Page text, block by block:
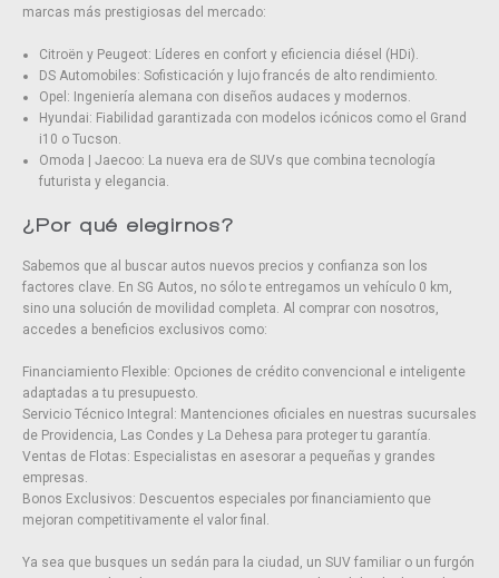
marcas más prestigiosas del mercado:
Citroën y Peugeot: Líderes en confort y eficiencia diésel (HDi).
DS Automobiles: Sofisticación y lujo francés de alto rendimiento.
Opel: Ingeniería alemana con diseños audaces y modernos.
Hyundai: Fiabilidad garantizada con modelos icónicos como el Grand
i10 o Tucson.
Omoda | Jaecoo: La nueva era de SUVs que combina tecnología
futurista y elegancia.
¿Por qué elegirnos?
Sabemos que al buscar autos nuevos precios y confianza son los
factores clave. En SG Autos, no sólo te entregamos un vehículo 0 km,
sino una solución de movilidad completa. Al comprar con nosotros,
accedes a beneficios exclusivos como:
Financiamiento Flexible: Opciones de crédito convencional e inteligente
adaptadas a tu presupuesto.
Servicio Técnico Integral: Mantenciones oficiales en nuestras sucursales
de Providencia, Las Condes y La Dehesa para proteger tu garantía.
Ventas de Flotas: Especialistas en asesorar a pequeñas y grandes
empresas.
Bonos Exclusivos: Descuentos especiales por financiamiento que
mejoran competitivamente el valor final.
Ya sea que busques un sedán para la ciudad, un SUV familiar o un furgón